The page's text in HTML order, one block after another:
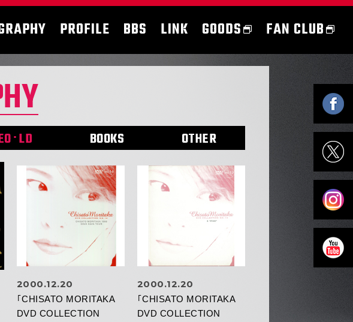
PROFILE BBS LINK GOODS FAN CLUB
･LD BOOKS OTHER
2000.12.20
｢CHISATO MORITAKA
DVD COLLECTION
2000.12.20
｢CHISATO MORITAKA
DVD COLLECTION